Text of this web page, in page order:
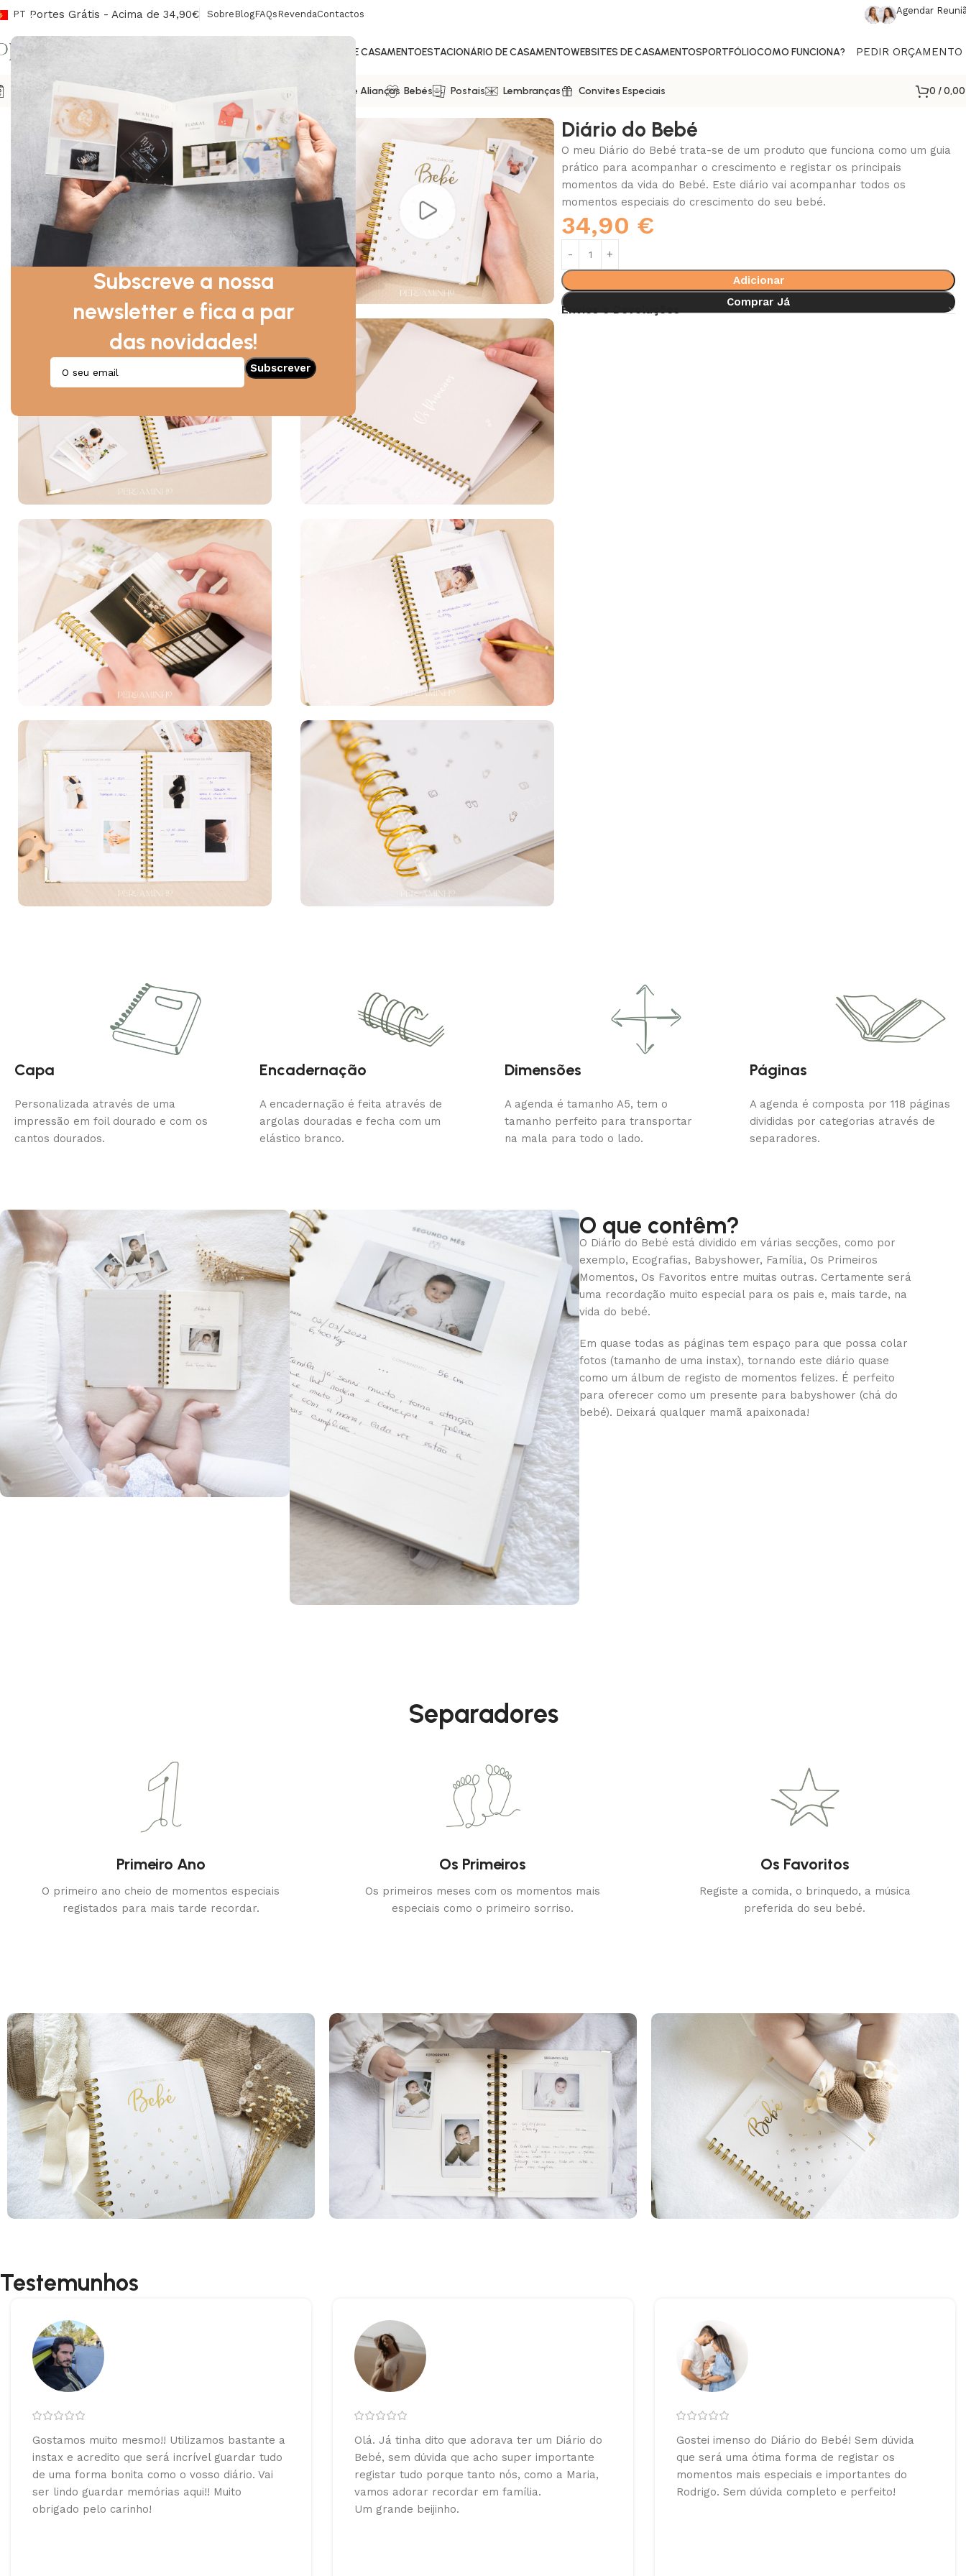
Subscreve a nossa
newsletter e fica a par
das novidades!
PT Portes Grátis - Acima de 34,90€ Sobre BlogFAQs RevendaContactos Agendar
CONVITES DE CASAMENTOESTACIONÁRIO DE CASAMENTOWEBSITES DE CASAMENTOSPORTFÓLIOCOMO FUNCIONA? PEDIR ORÇAMENTO
Agendas Envelopes/Lacres Livros De Honra Caixas De Alianças Bebés Postais Lembranças Convites Especiais 0 /
Bebés e Mamãs Diário do Bebé
Diário do Bebé
O meu Diário do Bebé trata-se de um produto que funciona como um guia
prático para acompanhar o crescimento e registar os principais
momentos da vida do Bebé. Este diário vai acompanhar todos os
momentos especiais do crescimento do seu bebé.
34,90 €
Adicionar
Comprar Já
Envios e Devoluções
Capa
Personalizada através de uma
impressão em foil dourado e com os
cantos dourados.
Encadernação
A encadernação é feita através de
argolas douradas e fecha com um
elástico branco.
Dimensões
A agenda é tamanho A5, tem o
tamanho perfeito para transportar
na mala para todo o lado.
Páginas
A agenda é composta por 118 páginas
divididas por categorias através de
separadores.
O que contêm?
O Diário do Bebé está dividido em várias secções, como por
exemplo, Ecografias, Babyshower, Família, Os Primeiros
Momentos, Os Favoritos entre muitas outras. Certamente será
uma recordação muito especial para os pais e, mais tarde, na
vida do bebé.
Em quase todas as páginas tem espaço para que possa colar
fotos (tamanho de uma instax), tornando este diário quase
como um álbum de registo de momentos felizes. É perfeito
para oferecer como um presente para babyshower (chá do
bebé). Deixará qualquer mamã apaixonada!
Separadores
Primeiro Ano
O primeiro ano cheio de momentos especiais
registados para mais tarde recordar.
Os Primeiros
Os primeiros meses com os momentos mais
especiais como o primeiro sorriso.
Os Favoritos
Registe a comida, o brinquedo, a música
preferida do seu bebé.
Testemunhos
Gostamos muito mesmo!! Utilizamos bastante a
instax e acredito que será incrível guardar tudo
de uma forma bonita como o vosso diário. Vai
ser lindo guardar memórias aqui!! Muito
obrigado pelo carinho!
Olá. Já tinha dito que adorava ter um Diário do
Bebé, sem dúvida que acho super importante
registar tudo porque tanto nós, como a Maria,
vamos adorar recordar em família.
Um grande beijinho.
Gostei imenso do Diário do Bebé! Sem dúvida
que será uma ótima forma de registar os
momentos mais especiais e importantes do
Rodrigo. Sem dúvida completo e perfeito!